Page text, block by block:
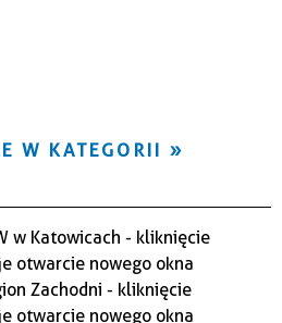
W KATEGORII